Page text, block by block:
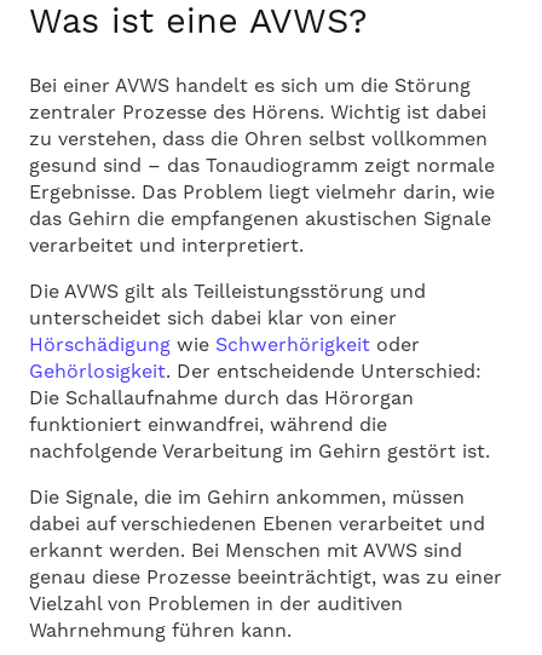
Was ist eine AVWS?
Bei einer AVWS handelt es sich um die Störung
zentraler Prozesse des Hörens. Wichtig ist dabei
zu verstehen, dass die Ohren selbst vollkommen
gesund sind – das Tonaudiogramm zeigt normale
Ergebnisse. Das Problem liegt vielmehr darin, wie
das Gehirn die empfangenen akustischen Signale
verarbeitet und interpretiert.
Die AVWS gilt als Teilleistungsstörung und
unterscheidet sich dabei klar von einer
Hörschädigung wie Schwerhörigkeit oder
Gehörlosigkeit. Der entscheidende Unterschied:
Die Schallaufnahme durch das Hörorgan
funktioniert einwandfrei, während die
nachfolgende Verarbeitung im Gehirn gestört ist.
Die Signale, die im Gehirn ankommen, müssen
dabei auf verschiedenen Ebenen verarbeitet und
erkannt werden. Bei Menschen mit AVWS sind
genau diese Prozesse beeinträchtigt, was zu einer
Vielzahl von Problemen in der auditiven
Wahrnehmung führen kann.